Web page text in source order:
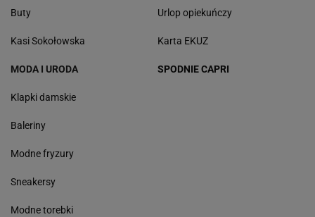
Buty
Kasi Sokołowska
Urlop opiekuńczy
Karta EKUZ
MODA I URODA
Klapki damskie
Baleriny
Modne fryzury
Sneakersy
Modne torebki
SPODNIE CAPRI